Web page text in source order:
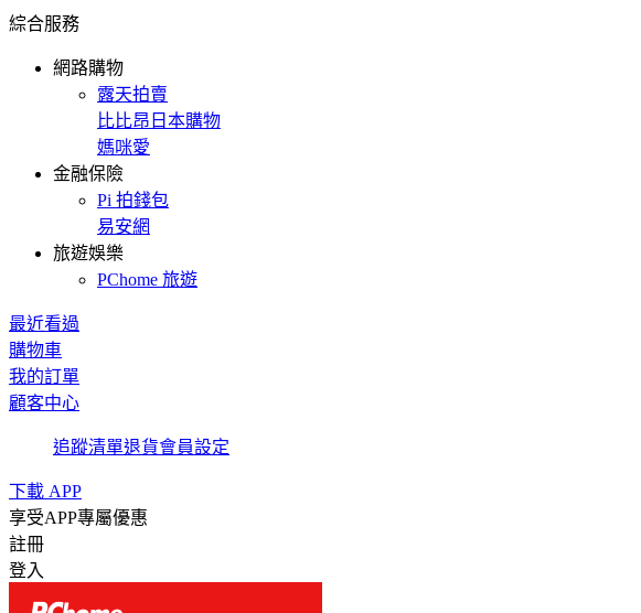
綜合服務
網路購物
露天拍賣
比比昂日本購物
媽咪愛
金融保險
Pi 拍錢包
易安網
旅遊娛樂
PChome 旅遊
最近看過
購物車
我的訂單
顧客中心
追蹤清單退貨會員設定
下載 APP
享受APP專屬優惠
註冊
登入